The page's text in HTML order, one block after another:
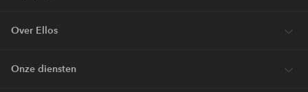
Over Ellos
Onze diensten